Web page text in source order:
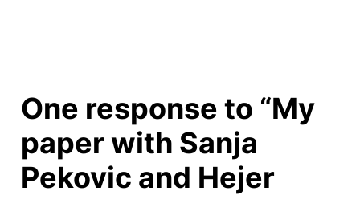
One response to “My
paper with Sanja
Pekovic and Hejer